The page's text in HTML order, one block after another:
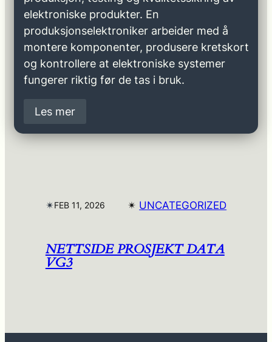
elektroniske produkter. En
produksjonselektroniker arbeider med å
montere komponenter, produsere kretskort
og kontrollere at elektroniske systemer
fungerer riktig før de tas i bruk.
Les mer
✴︎FEB 11, 2026 ✴︎ UNCATEGORIZED
NETTSIDE PROSJEKT DATA
VG3